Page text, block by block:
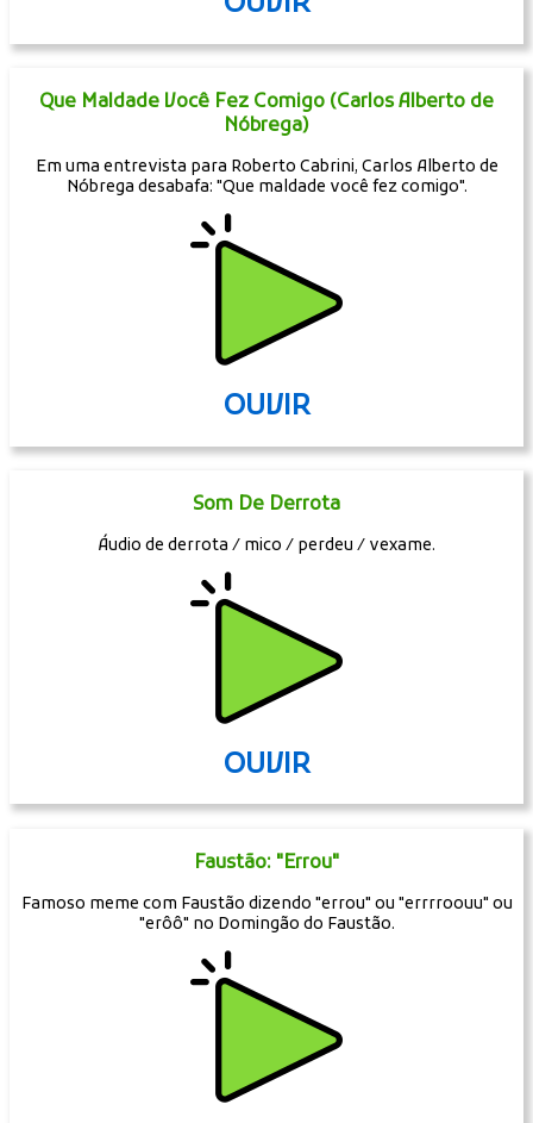
Que Maldade Você Fez Comigo (Carlos Alberto de
Nóbrega)
Em uma entrevista para Roberto Cabrini, Carlos Alberto de
Nóbrega desabafa: "Que maldade você fez comigo".
OUVIR
Som De Derrota
Áudio de derrota / mico / perdeu / vexame.
OUVIR
Faustão: "Errou"
Famoso meme com Faustão dizendo "errou" ou "errrroouu" ou
"erôô" no Domingão do Faustão.